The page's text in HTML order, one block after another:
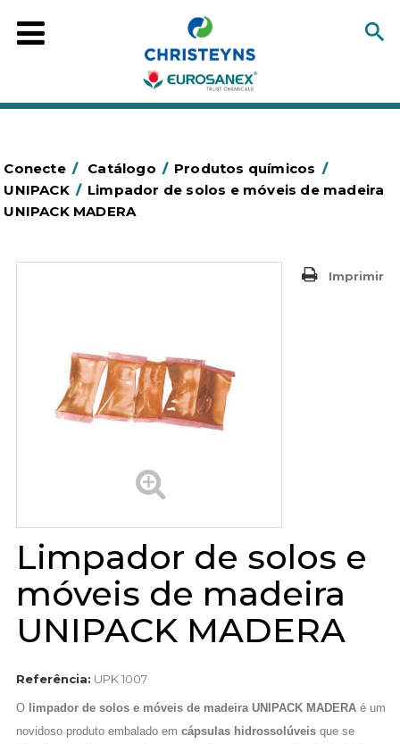
Conecte / Catálogo / Produtos químicos /
UNIPACK / Limpador de solos e móveis de madeira
UNIPACK MADERA
Imprimir
Limpador de solos e
móveis de madeira
UNIPACK MADERA
Referência: UPK 1007
O limpador de solos e móveis de madeira UNIPACK MADERAé um
novidoso produto embalado em cápsulas hidrossolúveisque se